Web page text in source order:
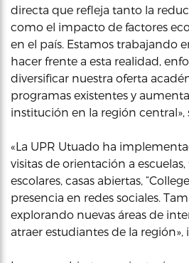
directa que refleja tanto la
como el impacto de factores
en el país. Estamos trabajando
hacer frente a esta realidad,
diversificar nuestra oferta
programas existentes y
institución en la región central»,
«La UPR Utuado ha
visitas de orientación a
escolares, casas abiertas,
presencia en redes sociales.
explorando nuevas áreas de
atraer estudiantes de la región»,